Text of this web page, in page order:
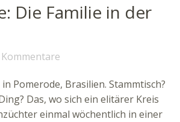
Die Familie in der
Kommentare
Pomerode, Brasilien. Stammtisch?
Das, wo sich ein elitärer Kreis
einmal wöchentlich in einer